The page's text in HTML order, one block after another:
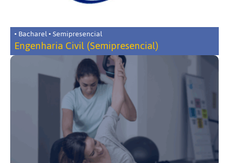
• Bacharel • Semipresencial
Engenharia Civil (Semipresencial)